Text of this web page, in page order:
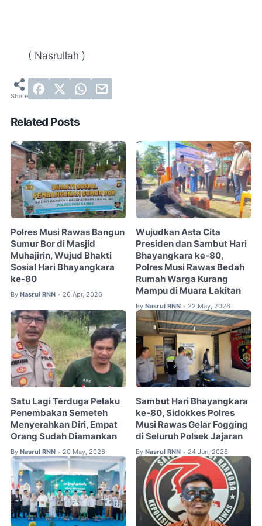
( Nasrullah )
Related Posts
Polres Musi Rawas Bangun
Sumur Bor di Masjid
Muhajirin, Wujud Bhakti
Sosial Hari Bhayangkara
ke-80
By Nasrul RNN • 26 Apr, 2026
Wujudkan Asta Cita
Presiden dan Sambut Hari
Bhayangkara ke-80,
Polres Musi Rawas Bedah
Rumah Warga Kurang
Mampu di Muara Lakitan
By Nasrul RNN • 22 May, 2026
Satu Lagi Terduga Pelaku
Penembakan Semeteh
Menyerahkan Diri, Empat
Orang Sudah Diamankan
By Nasrul RNN • 20 May, 2026
Sambut Hari Bhayangkara
ke-80, Sidokkes Polres
Musi Rawas Gelar Fogging
di Seluruh Polsek Jajaran
By Nasrul RNN • 24 Jun, 2026